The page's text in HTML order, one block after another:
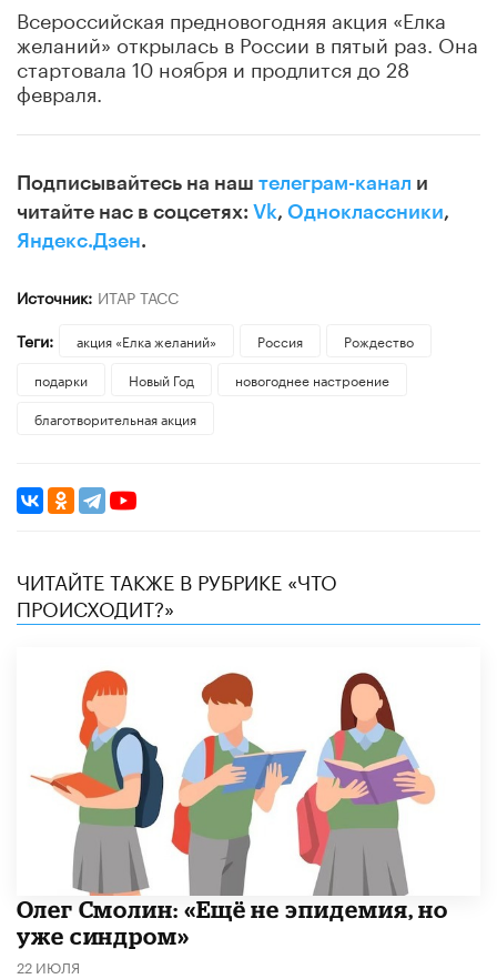
Всероссийская предновогодняя акция «Елка
желаний» открылась в России в пятый раз. Она
стартовала 10 ноября и продлится до 28
февраля.
Подписывайтесь на наш телеграм-канал и
читайте нас в соцсетях: Vk, Одноклассники,
Яндекс.Дзен.
Источник: ИТАР ТАСС
Теги:
акция «Елка желаний» Россия
Рождество
подарки
Новый Год
новогоднее настроение
благотворительная акция
ЧИТАЙТЕ ТАКЖЕ В РУБРИКЕ «ЧТО
ПРОИСХОДИТ?»
​Олег Смолин: «Ещё не эпидемия, но
уже синдром»
22 ИЮЛЯ